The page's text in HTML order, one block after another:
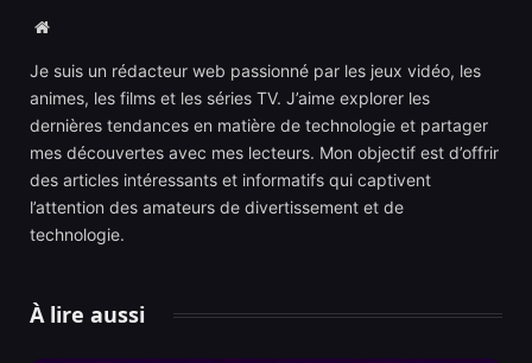
Website
Je suis un rédacteur web passionné par les jeux vidéo, les
animes, les films et les séries TV. J’aime explorer les
dernières tendances en matière de technologie et partager
mes découvertes avec mes lecteurs. Mon objectif est d’offrir
des articles intéressants et informatifs qui captivent
l’attention des amateurs de divertissement et de
technologie.
À lire aussi